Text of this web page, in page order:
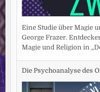
Eine Studie über Magie
George Frazer.
Magie und Religion in
Die Psychoanalyse des